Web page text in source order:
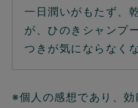
一日潤いがもたず、
が、ひのきシャンプ
つきが気にならなく
※個人の感想であり、